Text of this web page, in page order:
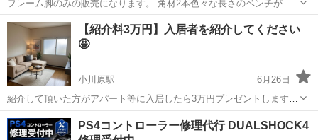
フレーム脚のみの販売になります。 角材2本色々な長さのベンチが作
れます。 カラーも好みの色で塗れます。 気になった方はお問い合わせ
ください。
青森 三沢市 その他
【紹介料3万円】入居者を紹介してください
🤩
小川原駅
6月26日
紹介して頂いた方がアパート等に入居したら3万円プレゼントします🎁
ぜひ紹介してください😆 場所 七戸町上屋田24-5 ハイツ21など
青森 十和田市 小川原駅 その他
PS4コントローラー修理代行 DUALSHOCK4